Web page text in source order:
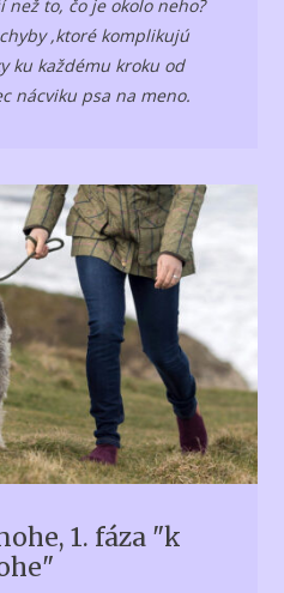
než to, čo je okolo neho?
,ktoré komplikujú
ku každému kroku od
nácviku psa na meno.
1. fáza "k